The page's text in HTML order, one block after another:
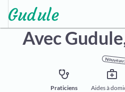
Avec
stethoscope
Praticiens
Nouveau
medical_services
Aides à